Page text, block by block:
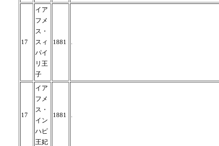
17
イア
フメ
ス・
スィ
パイ
リ王
子
1881
17
イア
フメ
ス・
イン
ハピ
王妃
1881